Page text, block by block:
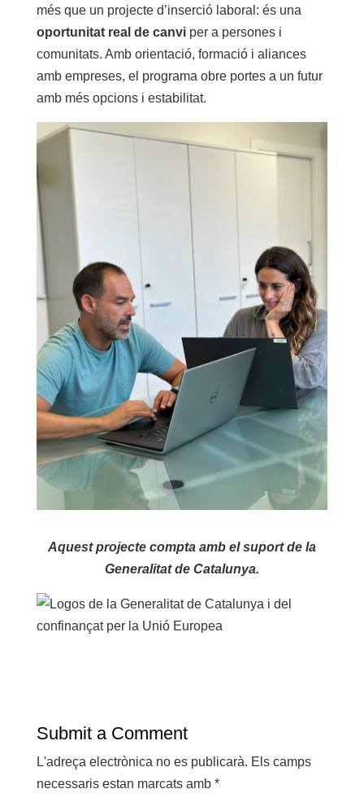
més que un projecte d’inserció laboral: és una
oportunitat real de canviper a persones i
comunitats. Amb orientació, formació i aliances
amb empreses, el programa obre portes a un futur
amb més opcions i estabilitat.
Aquest projecte compta amb el suport de la
Generalitat de Catalunya.
Submit a Comment
L'adreça electrònica no es publicarà. Els camps
necessaris estan marcats amb *